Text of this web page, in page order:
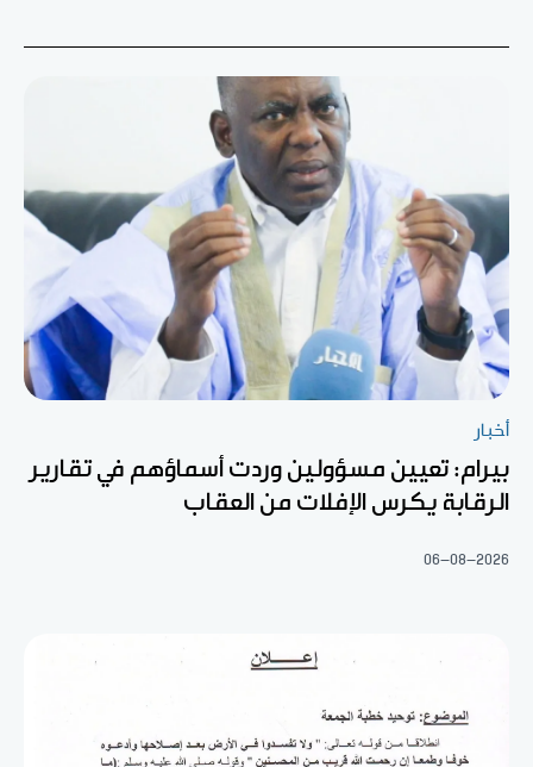
أخبار
بيرام: تعيين مسؤولين وردت أسماؤهم في تقارير
الرقابة يكرس الإفلات من العقاب
06-08-2026